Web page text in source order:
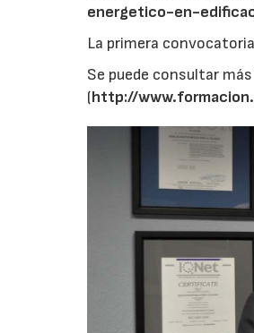
energetico-en-
La primera
Se puede consultar
(http://